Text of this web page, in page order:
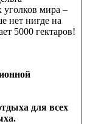
уголков мира –
нет нигде на
5000 гектаров!
для всех